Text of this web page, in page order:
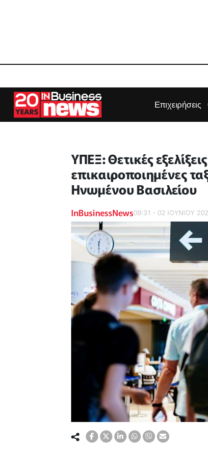
Επιχειρήσεις
ΥΠΕΞ: Θετικές
επικαιροποιημένες
Ηνωμένου Βασιλείου
InBusinessNews09:31 - 02 ΙΟΥΝΙΟΥ